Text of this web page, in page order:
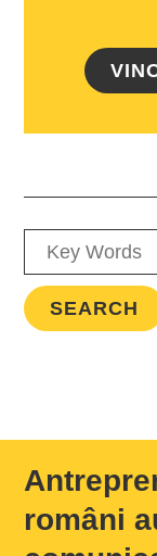
români